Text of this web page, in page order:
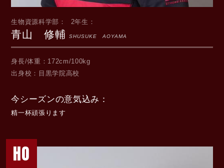
生物資源科学部 2年生
青山 修輔 SHUSUKE AOYAMA
身長/体重
172cm/100kg
出身校
目黒学院高校
今シーズンの意気込み
精一杯頑張ります
HO